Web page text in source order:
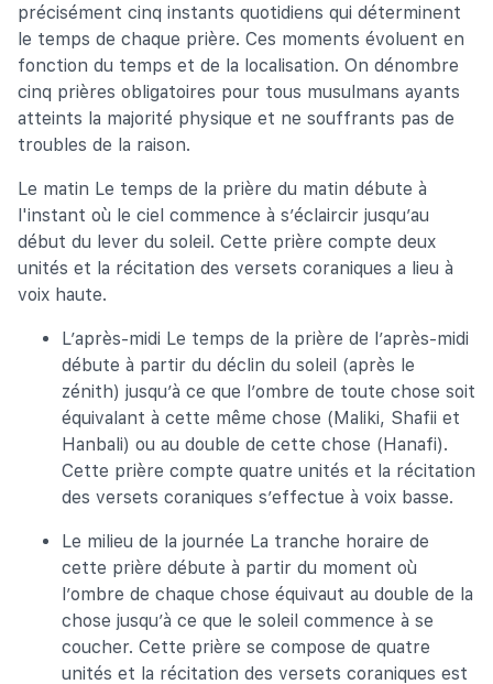
précisément cinq instants quotidiens qui déterminent
le temps de chaque prière. Ces moments évoluent en
fonction du temps et de la localisation. On dénombre
cinq prières obligatoires pour tous musulmans ayants
atteints la majorité physique et ne souffrants pas de
troubles de la raison.
Le matin Le temps de la prière du matin débute à
l'instant où le ciel commence à s’éclaircir jusqu’au
début du lever du soleil. Cette prière compte deux
unités et la récitation des versets coraniques a lieu à
voix haute.
L’après-midi Le temps de la prière de l’après-midi
débute à partir du déclin du soleil (après le
zénith) jusqu’à ce que l’ombre de toute chose soit
équivalant à cette même chose (Maliki, Shafii et
Hanbali) ou au double de cette chose (Hanafi).
Cette prière compte quatre unités et la récitation
des versets coraniques s’effectue à voix basse.
Le milieu de la journée La tranche horaire de
cette prière débute à partir du moment où
l’ombre de chaque chose équivaut au double de la
chose jusqu’à ce que le soleil commence à se
coucher. Cette prière se compose de quatre
unités et la récitation des versets coraniques est